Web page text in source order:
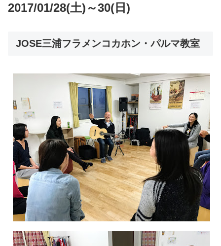
2017/01/28(土)～30(日)
JOSE三浦フラメンコカホン・パルマ教室